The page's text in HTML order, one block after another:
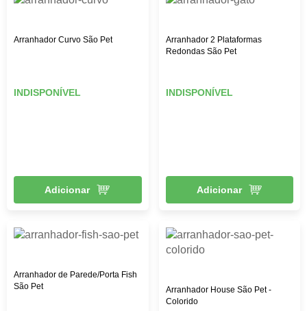
Arranhador Curvo São Pet
INDISPONÍVEL
Adicionar
Arranhador 2 Plataformas
Redondas São Pet
INDISPONÍVEL
Adicionar
Arranhador de Parede/Porta Fish
São Pet
Arranhador House São Pet -
Colorido